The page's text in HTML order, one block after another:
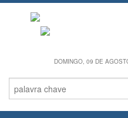
DOMINGO, 09 DE